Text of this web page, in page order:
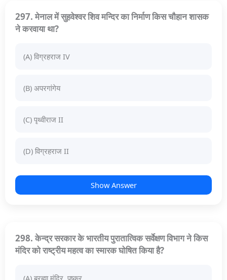
297. मेनाल में सुहवेश्वर शिव मन्दिर का निर्माण किस चौहान शासक
ने करवाया था?
(A) विग्रहराज IV
(B) अपरगांगेय
(C) पृथ्वीराज II
(D) विग्रहराज II
Show Answer
298. केन्द्र सरकार के भारतीय पुरातात्विक सर्वेक्षण विभाग ने किस
मंदिर को राष्ट्रीय महत्व का स्मारक घोषित किया है?
(A) ब्रह्मा मंदिर, पुष्कर